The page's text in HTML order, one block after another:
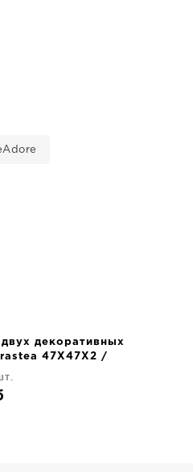
декоративных
47X47X2 /